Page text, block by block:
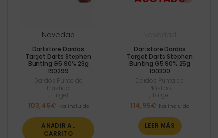
Novedad
Dartstore Dardos
Target Darts Stephen
Bunting G5 90% 23g
190299
Dardos Punta de
Plástico
Target
103,46€ Iva incluido
AÑADIR AL
CARRITO
Dartstore Dardos
Target Darts Stephen
Bunting G5 90% 25g
190300
Dardos Punta de
Plástico
Target
114,95€ Iva incluido
LEER MÁS